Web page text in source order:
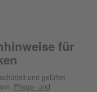
für
und gelüftet
Pflege- und